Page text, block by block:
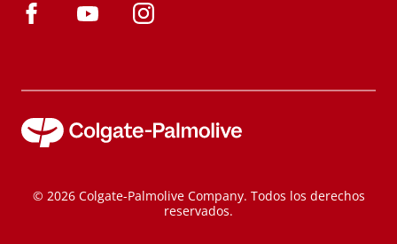
© 2026 Colgate-Palmolive Company. Todos los derechos
reservados.